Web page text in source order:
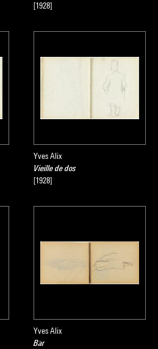
[1928]
Yves Alix
Vieille de dos
[1928]
Yves Alix
Bar